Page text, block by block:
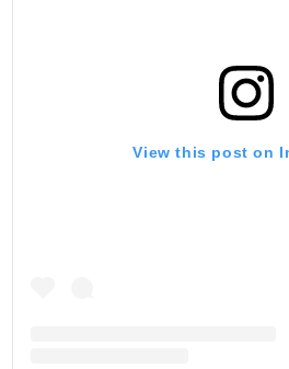
View this post on